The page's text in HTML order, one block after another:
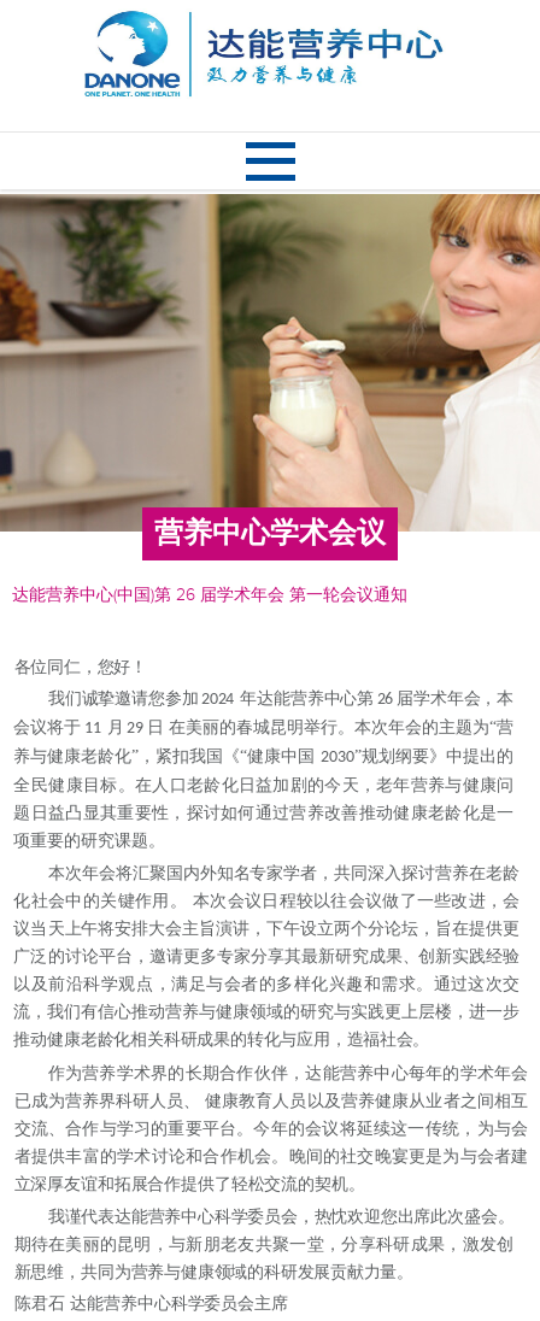
营养中心学术会议
达能营养中心(中国)第 26 届学术年会 第一轮会议通知
各位同仁，您好！
我们诚挚邀请您参加 2024 年达能营养中心第 26 届学术年会，本
会议将于 11 月 29 日 在美丽的春城昆明举行。本次年会的主题为“营
养与健康老龄化”，紧扣我国《“健康中国 2030”规划纲要》中提出的
全民健康目标。在人 口老龄化日益加剧的今天，老年营养与健康问
题日益凸显其重要性，探讨如何通过营养改善推动健康老龄化是一
项重要的研究课题。
本次年会将汇聚国内外知名专家学者，共同深入探讨营养在老龄
化社会中的关键作用。
本次会议日程较以往会议做了一些改进，会
议当 天上午将安排大会主旨演讲，下午设立两个分论坛，旨在提供更
广泛的讨论平台，邀请更多专家分享其最新研究成果、创新实践经验
以 及前沿科学观点，满足与会者的多样化兴趣和需求。通过这次交
流，我们有信心推动营养与健康领域的研究与实践更上层楼，进一步
推动健康老龄化相关科研成果的转化与应用，造福社会。
作为营养学术界的长期合作伙伴，达能营养中心每年的学术年会
已成为营养界科研人员、
健康教育人员以及营养健康从业者之间相互
交流、合作与学习的重要平台。今年的会议将延续这一传统，为与会
者提供丰富的学术讨论和合作机会。晚间的社交晚宴更是为与会者建
立深厚友谊和拓展合作提供了轻松交流的契机。
我谨代表达能营养中心科学委员会，热忱欢迎您出席此次盛会。
期待在美丽的昆明，与新朋老友共聚一堂，分享科研成果，激发创
新思维，共同为营养与健康领域的科研发展贡献力量。
陈君石 达能营养中心科学委员会主席